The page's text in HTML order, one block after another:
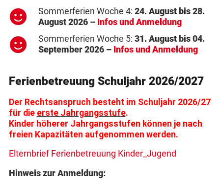
Sommerferien Woche 4:24. August bis 28.
August 2026 – Infos und Anmeldung
Sommerferien Woche 5:31. August bis 04.
September 2026 – Infos und Anmeldung
Ferienbetreuung Schuljahr 2026/2027
Der Rechtsanspruch besteht im Schuljahr 2026/27
für die erste Jahrgangsstufe.
Kinder höherer Jahrgangsstufen können je nach
freien Kapazitäten aufgenommen werden.
Elternbrief Ferienbetreuung Kinder_Jugend
Hinweis zur Anmeldung: